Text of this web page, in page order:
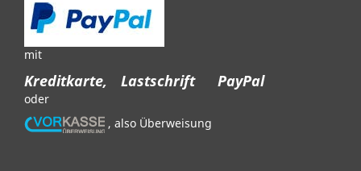
mit
Kreditkarte, Lastschrift PayPal
oder
, also Überweisung